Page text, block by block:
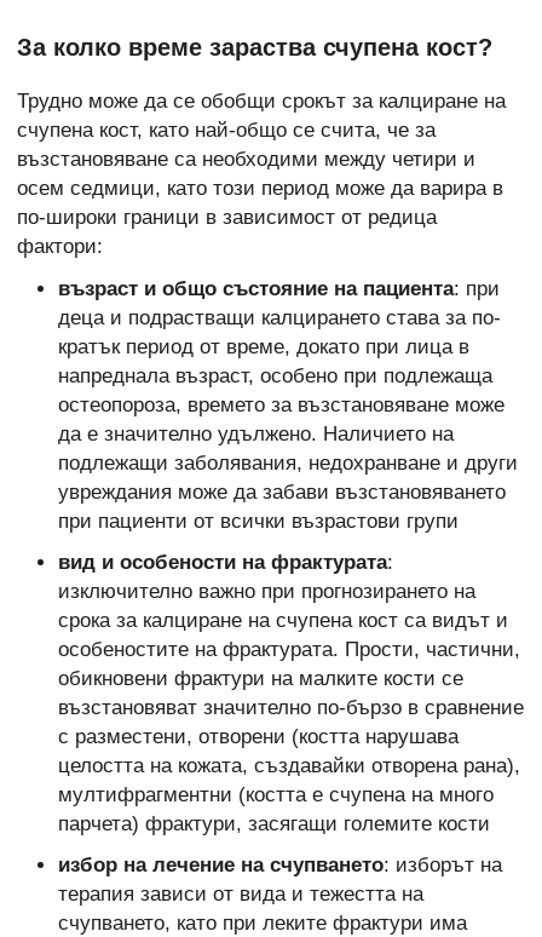
За колко време зараства счупена кост?
Трудно може да се обобщи срокът за калциране на
счупена кост, като най-общо се счита, че за
възстановяване са необходими между четири и
осем седмици, като този период може да варира в
по-широки граници в зависимост от редица
фактори:
възраст и общо състояние на пациента: при
деца и подрастващи калцирането става за по-
кратък период от време, докато при лица в
напреднала възраст, особено при подлежаща
остеопороза, времето за възстановяване може
да е значително удължено. Наличието на
подлежащи заболявания, недохранване и други
увреждания може да забави възстановяването
при пациенти от всички възрастови групи
вид и особености на фрактурата:
изключително важно при прогнозирането на
срока за калциране на счупена кост са видът и
особеностите на фрактурата. Прости, частични,
обикновени фрактури на малките кости се
възстановяват значително по-бързо в сравнение
с разместени, отворени (костта нарушава
целостта на кожата, създавайки отворена рана),
мултифрагментни (костта е счупена на много
парчета) фрактури, засягащи големите кости
избор на лечение на счупването: изборът на
терапия зависи от вида и тежестта на
счупването, като при леките фрактури има